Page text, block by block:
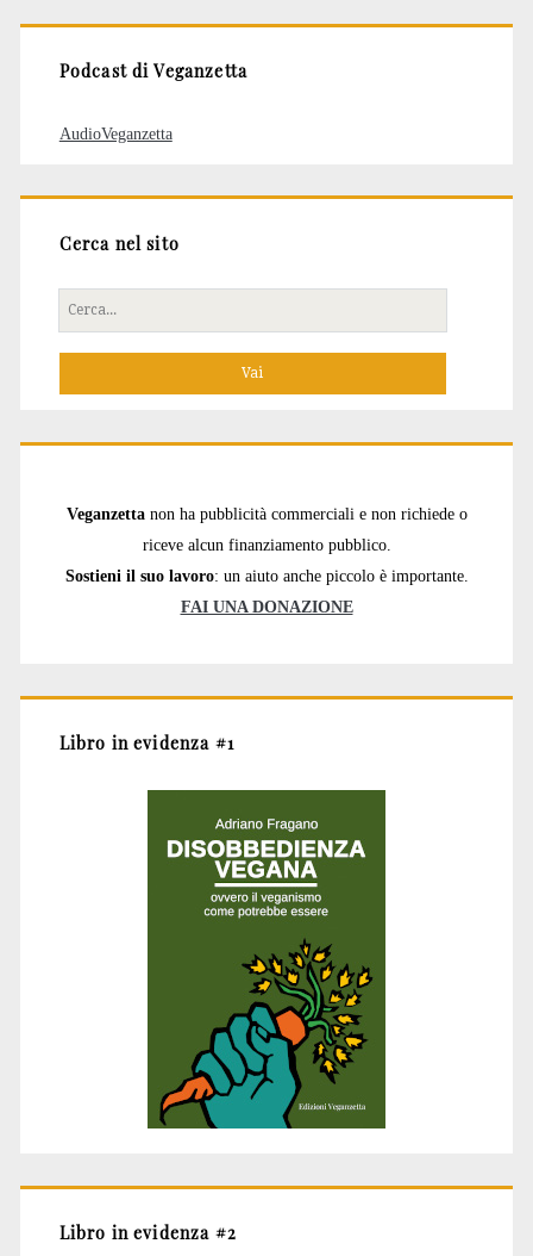
Podcast di Veganzetta
AudioVeganzetta
Cerca nel sito
Cerca
per:
Veganzetta non ha pubblicità commerciali e non richiede o
riceve alcun finanziamento pubblico.
Sostieni il suo lavoro: un aiuto anche piccolo è importante.
FAI UNA DONAZIONE
Libro in evidenza #1
Libro in evidenza #2